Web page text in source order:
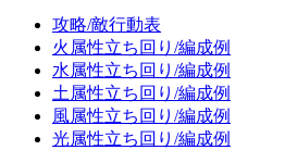
攻略/敵行動表
火属性立ち回り/編成例
水属性立ち回り/編成例
土属性立ち回り/編成例
風属性立ち回り/編成例
光属性立ち回り/編成例